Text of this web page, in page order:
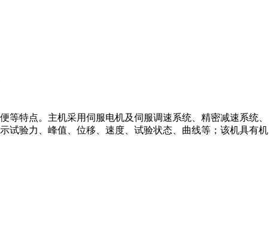
特点。主机采用伺服电机及伺服调速系统、精密减速系统、
试验力、峰值、位移、速度、试验状态、曲线等；该机具有机